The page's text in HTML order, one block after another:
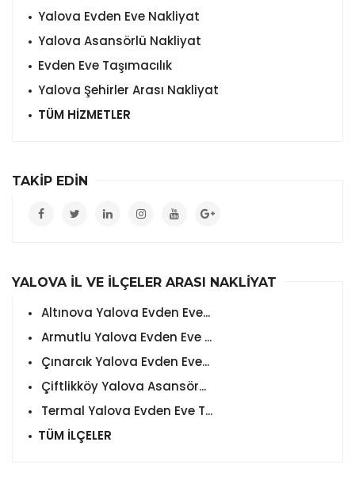
Yalova Evden Eve Nakliyat
Yalova Asansörlü Nakliyat
Evden Eve Taşımacılık
Yalova Şehirler Arası Nakliyat
TÜM HİZMETLER
TAKİP EDİN
YALOVA İL VE İLÇELER ARASI NAKLİYAT
Altınova Yalova Evden Eve...
Armutlu Yalova Evden Eve ...
Çınarcık Yalova Evden Eve...
Çiftlikköy Yalova Asansör...
Termal Yalova Evden Eve T...
TÜM İLÇELER